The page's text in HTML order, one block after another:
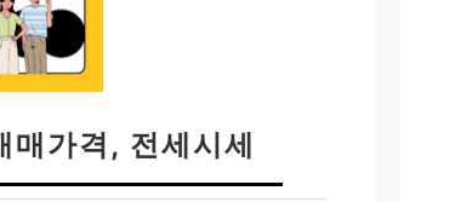
가격, 전세시세